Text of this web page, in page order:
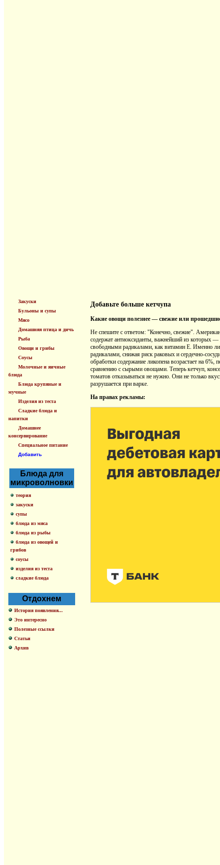
Закуски
Бульоны и супы
Мясо
Домашняя птица и дичь
Рыба
Овощи и грибы
Соусы
Молочные и яичные
блюда
Блюда крупяные и
мучные
Изделия из теста
Сладкие блюда и
напитки
Домашнее
консервирование
Специальное питание
Добавить
Блюда для
микроволновки
теория
закуски
супы
блюда из мяса
блюда из рыбы
блюда из овощей и
грибов
соусы
изделия из теста
сладкие блюда
Отдохнем
История появления...
Это интересно
Полезные ссылки
Статьи
Архив
Добавьте больше кетчупа
Какие овощи полезнее — свежие или
Не спешите с ответом: "Конечно, свежие".
содержат антиоксиданты, важнейший из которых —
свободными радикалами, как витамин Е. Именно
радикалами, снижая риск раковых и сердечно-
обработки содержание ликопена возрастает на
сравнению с сырыми овощами. Теперь кетчуп,
томатов отказываться не нужно. Они не только
разрушается при варке.
На правах рекламы: